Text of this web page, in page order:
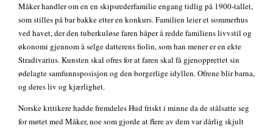
Måker handler om en en skipsrederfamilie engang tidlig på 1900-tallet,
som stilles på bar bakke etter en konkurs. Familien leier et sommerhus
ved havet, der den tuberkuløse faren håper å redde familiens livvstil og
økonomi gjennom å selge datterens fiolin, som han mener er en ekte
Stradivarius. Kunsten skal ofres for at faren skal få gjenopprettet sin
ødelagte samfunnsposisjon og den borgerlige idyllen. Ofrene blir barna,
og deres liv og kjærlighet.
Norske kritikere hadde fremdeles Hud friskt i minne da de stålsatte seg
for møtet med Måker, noe som gjorde at flere av dem var dårlig skjult